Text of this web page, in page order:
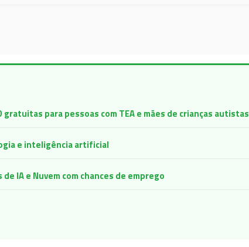
para pessoas com TEA e mães de crianças autistas
e inteligência artificial
IA e Nuvem com chances de emprego